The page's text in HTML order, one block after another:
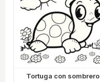
Tortuga con sombrero